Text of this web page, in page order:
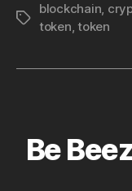
Tag
blockchain,
token, token
Be